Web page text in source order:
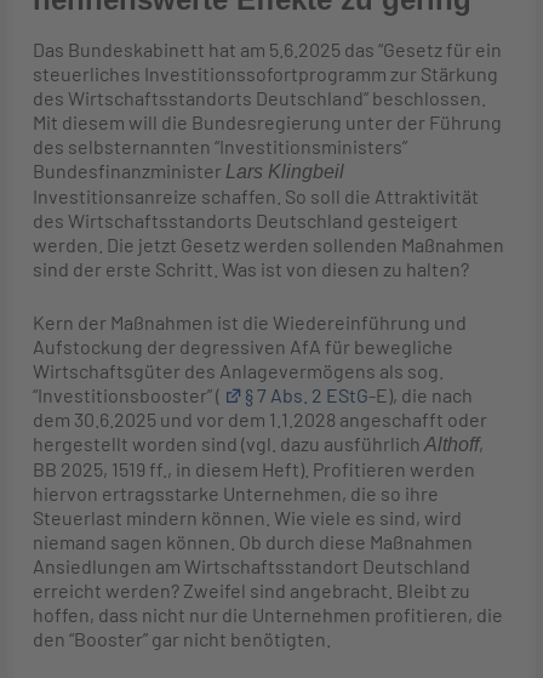
Das Bundeskabinett hat am 5.6.2025 das “Gesetz für ein
steuerliches Investitionssofortprogramm zur Stärkung
des Wirtschaftsstandorts Deutschland” beschlossen.
Mit diesem will die Bundesregierung unter der Führung
des selbsternannten “Investitionsministers”
Bundesfinanzminister Lars Klingbeil
Investitionsanreize schaffen. So soll die Attraktivität
des Wirtschaftsstandorts Deutschland gesteigert
werden. Die jetzt Gesetz werden sollenden Maßnahmen
sind der erste Schritt. Was ist von diesen zu halten?
Kern der Maßnahmen ist die Wiedereinführung und
Aufstockung der degressiven AfA für bewegliche
Wirtschaftsgüter des Anlagevermögens als sog.
“Investitionsbooster” (
§ 7 Abs. 2 EStG-E), die nach
dem 30.6.2025 und vor dem 1.1.2028 angeschafft oder
hergestellt worden sind (vgl. dazu ausführlich Althoff,
BB 2025, 1519 ff., in diesem Heft). Profitieren werden
hiervon ertragsstarke Unternehmen, die so ihre
Steuerlast mindern können. Wie viele es sind, wird
niemand sagen können. Ob durch diese Maßnahmen
Ansiedlungen am Wirtschaftsstandort Deutschland
erreicht werden? Zweifel sind angebracht. Bleibt zu
hoffen, dass nicht nur die Unternehmen profitieren, die
den “Booster” gar nicht benötigten.